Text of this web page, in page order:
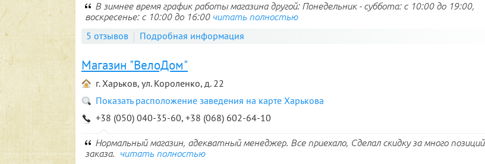
В зимнее время график работы магазина другой: Понедельник - суббота: с 10:00 до 19:00,
воскресенье: с 10:00 до 16:00 читать полностью
5 отзывов Подробная информация
Магазин "ВелоДом"
г. Харьков, ул. Короленко, д. 22
Показать расположение заведения на карте Харькова
+38 (050) 040-35-60, +38 (068) 602-64-10
Нормальный магазин, адекватный менеджер. Все приехало, Сделал скидку за много позиций
заказа.
читать полностью